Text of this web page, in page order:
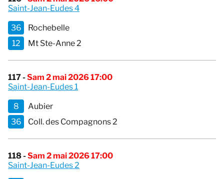
Saint-Jean-Eudes 4
36
Rochebelle
12
Mt Ste-Anne 2
117 -Sam 2 mai 2026 17:00
Saint-Jean-Eudes 1
8
Aubier
36
Coll. des Compagnons 2
118 -Sam 2 mai 2026 17:00
Saint-Jean-Eudes 2